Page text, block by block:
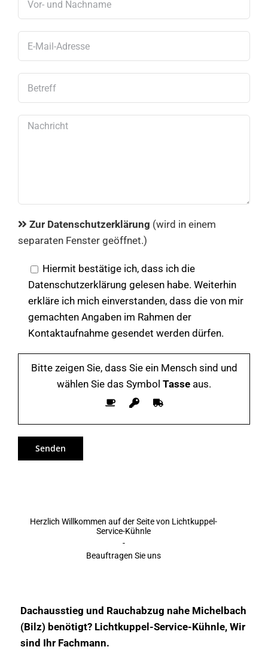
Zur Datenschutzerklärung (wird in einem
separaten Fenster geöffnet.)
Hiermit bestätige ich, dass ich die
Datenschutzerklärung gelesen habe. Weiterhin
erkläre ich mich einverstanden, dass die von mir
gemachten Angaben im Rahmen der
Kontaktaufnahme gesendet werden dürfen.
Bitte zeigen Sie, dass Sie ein Mensch sind und
wählen Sie das Symbol Tasse aus.
Herzlich Willkommen auf der Seite von Lichtkuppel-
Service-Kühnle
-
Beauftragen Sie uns
Dachausstieg und Rauchabzug nahe Michelbach
(Bilz) benötigt? Lichtkuppel-Service-Kühnle, Wir
sind Ihr Fachmann.